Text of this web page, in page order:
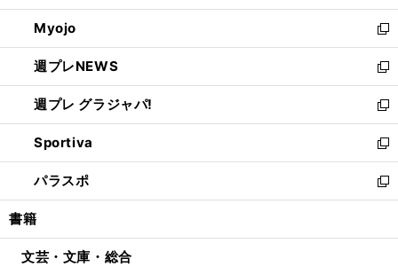
開
く
ウ
で
開
く
ン
ド
ウ
で
開
く
ウ
ィ
ン
ド
ウ
で
開
く
Myojo
新
し
い
ウ
ィ
ン
ド
ウ
で
開
週プレNEWS
新
し
い
ウ
ィ
ン
ド
ウ
開
週プレ グラジャパ!
新
し
い
ウ
ィ
ン
ウ
Sportiva
新
し
い
ウ
ン
パラスポ
新
し
ウ
書籍
文芸・文庫・総合